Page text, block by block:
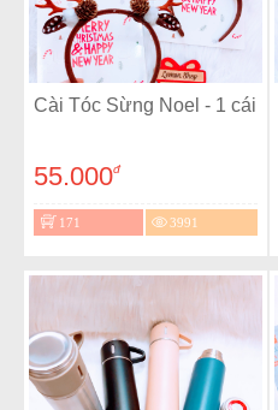
Cài Tóc Sừng Noel - 1 cái
55.000đ
171 3991